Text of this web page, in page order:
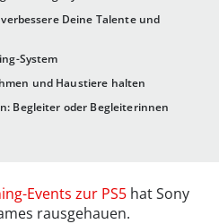
Deine Talente und
System
und Haustiere halten
Begleiter oder Begleiterinnen
Events zur PS5 hat Sony
rausgehauen.